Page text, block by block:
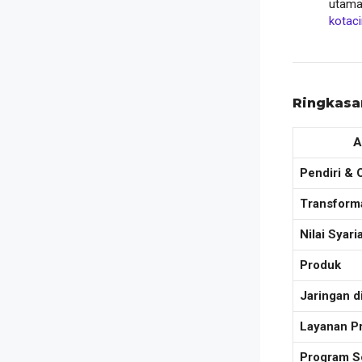
Pendiri &
Nilai
Produk
Jaringan
Layanan
Program